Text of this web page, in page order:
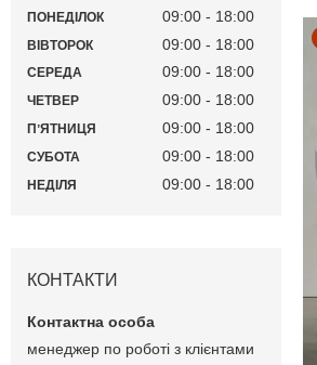
ПОНЕДІЛОК 09:00 18:00
ВІВТОРОК 09:00 18:00
СЕРЕДА 09:00 18:00
ЧЕТВЕР 09:00 18:00
ПʼЯТНИЦЯ 09:00 18:00
СУБОТА 09:00 18:00
НЕДІЛЯ 09:00 18:00
КОНТАКТИ
менеджер по роботі з клієнтами